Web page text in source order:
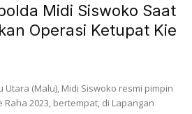
Midi Siswoko Saat
Operasi Ketupat Kie
(Malu), Midi Siswoko resmi pimpin
2023, bertempat, di Lapangan